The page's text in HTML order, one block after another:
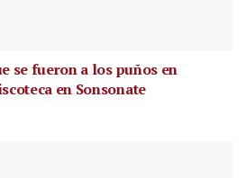
se fueron a los puños en
en Sonsonate